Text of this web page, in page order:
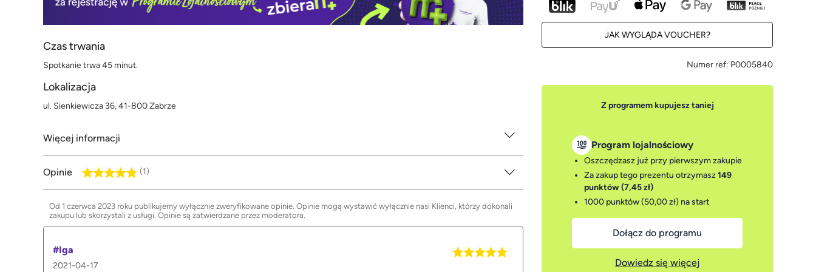
Czas trwania
Spotkanie trwa 45 minut.
Lokalizacja
ul. Sienkiewicza 36, 41-800 Zabrze
Więcej informacji
Opinie (1)
Od 1 czerwca 2023 roku publikujemy wyłącznie zweryfikowane opinie. Opinie mogą wystawić wyłącznie nasi Klienci, którzy dokonali
zakupu lub skorzystali z usługi. Opinie są zatwierdzane przez moderatora.
#Iga
2021-04-17
JAK WYGLĄDA VOUCHER?
Numer ref: P0005840
Z programem kupujesz taniej
Program lojalnościowy
Oszczędzasz już przy pierwszym zakupie
Za zakup tego prezentu otrzymasz149
punktów (7,45 zł)
1000 punktów (50,00 zł) na start
Dołącz do programu
Dowiedz się więcej